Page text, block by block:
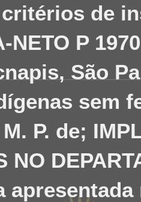
de
NETO P
São
sem
P. de;
NO